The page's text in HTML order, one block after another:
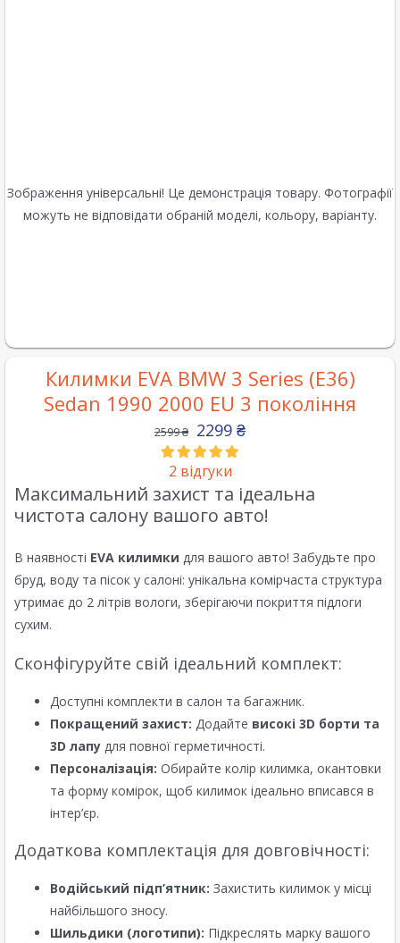
Зображення універсальні! Це демонстрація товару. Фотографії
можуть не відповідати обраній моделі, кольору, варіанту.
Килимки EVA BMW 3 Series (E36)
Sedan 1990 2000 EU 3 покоління
2599₴ 2299 ₴
2 відгуки
Максимальний захист та ідеальна
чистота салону вашого авто!
В наявності EVA килимки для вашого авто! Забудьте про
бруд, воду та пісок у салоні: унікальна комірчаста структура
утримає до 2 літрів вологи, зберігаючи покриття підлоги
сухим.
Сконфігуруйте свій ідеальний комплект:
Доступні комплекти в салон та багажник.
Покращений захист: Додайте високі 3D борти та
3D лапу для повної герметичності.
Персоналізація: Обирайте колір килимка, окантовки
та форму комірок, щоб килимок ідеально вписався в
інтер’єр.
Додаткова комплектація для довговічності:
Водійський підп’ятник: Захистить килимок у місці
найбільшого зносу.
Шильдики (логотипи): Підкреслять марку вашого